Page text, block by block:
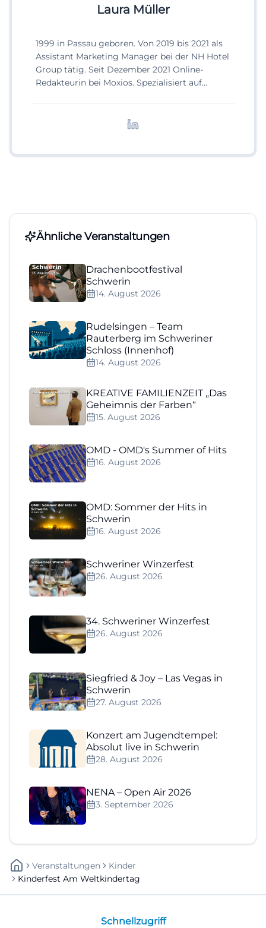
Laura Müller
1999 in Passau geboren. Von 2019 bis 2021 als
Assistant Marketing Manager bei der NH Hotel
Group tätig. Seit Dezember 2021 Online-
Redakteurin bei Moxios. Spezialisiert auf
Ähnliche Veranstaltungen
Drachenbootfestival
Schwerin
14. August 2026
Rudelsingen – Team
Rauterberg im Schweriner
Schloss (Innenhof)
14. August 2026
KREATIVE FAMILIENZEIT „Das
Geheimnis der Farben“
15. August 2026
OMD - OMD's Summer of Hits
16. August 2026
OMD: Sommer der Hits in
Schwerin
16. August 2026
Schweriner Winzerfest
26. August 2026
34. Schweriner Winzerfest
26. August 2026
Siegfried & Joy – Las Vegas in
Schwerin
27. August 2026
Konzert am Jugendtempel:
Absolut live in Schwerin
28. August 2026
NENA – Open Air 2026
3. September 2026
Veranstaltungen
Kinder
Kinderfest Am Weltkindertag
Schnellzugriff